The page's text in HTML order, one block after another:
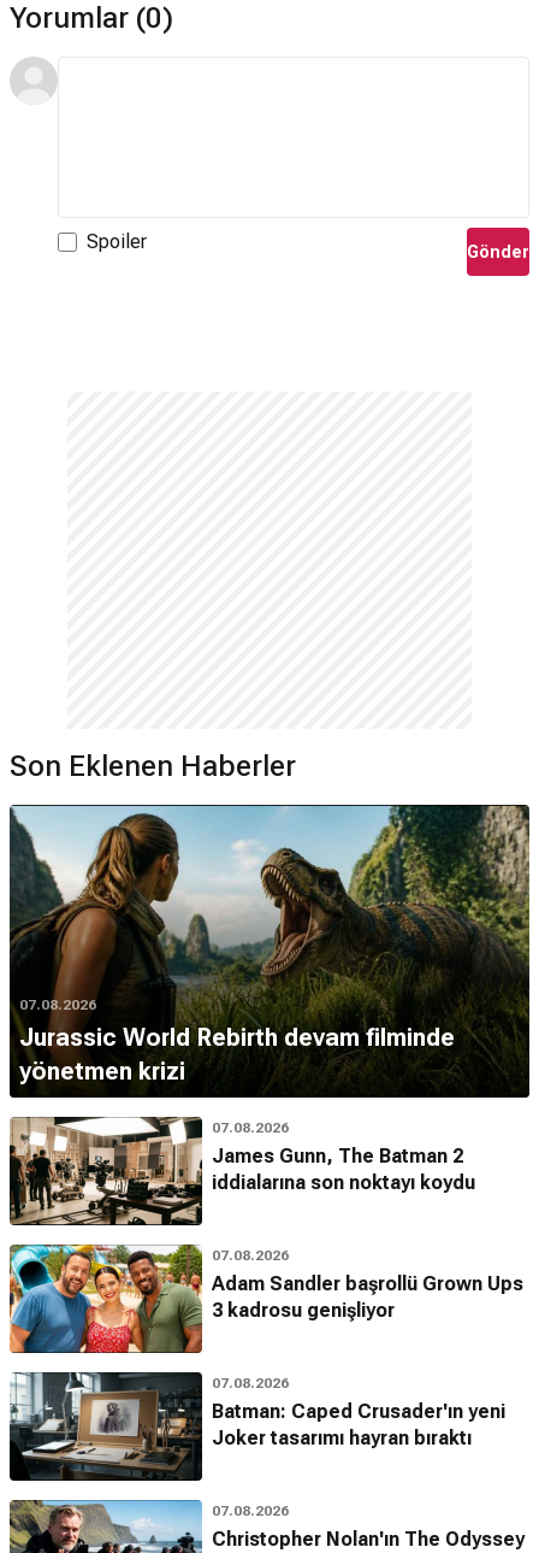
Yorumlar (0)
Spoiler Gönder
Son Eklenen Haberler
07.08.2026
Jurassic World Rebirth devam filminde
yönetmen krizi
07.08.2026
James Gunn, The Batman 2
iddialarına son noktayı koydu
07.08.2026
Adam Sandler başrollü Grown Ups
3 kadrosu genişliyor
07.08.2026
Batman: Caped Crusader'ın yeni
Joker tasarımı hayran bıraktı
07.08.2026
Christopher Nolan'ın The Odyssey